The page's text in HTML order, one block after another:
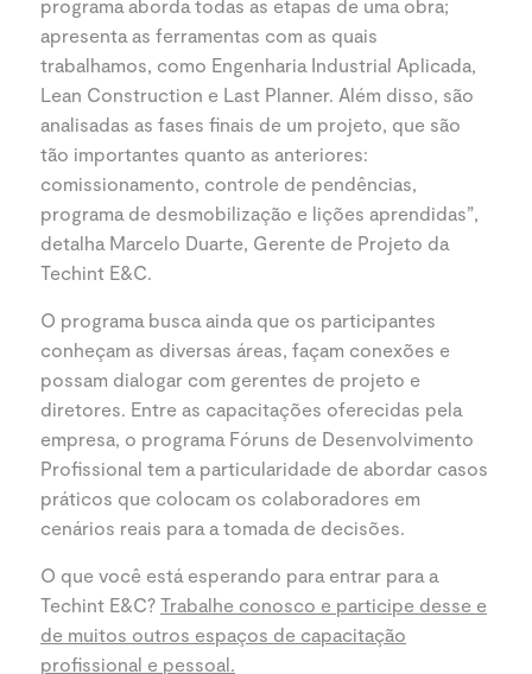
programa aborda todas as etapas de uma obra;
apresenta as ferramentas com as quais
trabalhamos, como Engenharia Industrial Aplicada,
Lean Construction e Last Planner. Além disso, são
analisadas as fases finais de um projeto, que são
tão importantes quanto as anteriores:
comissionamento, controle de pendências,
programa de desmobilização e lições aprendidas”,
detalha Marcelo Duarte, Gerente de Projeto da
Techint E&C.
O programa busca ainda que os participantes
conheçam as diversas áreas, façam conexões e
possam dialogar com gerentes de projeto e
diretores. Entre as capacitações oferecidas pela
empresa, o programa Fóruns de Desenvolvimento
Profissional tem a particularidade de abordar casos
práticos que colocam os colaboradores em
cenários reais para a tomada de decisões.
O que você está esperando para entrar para a
Techint E&C? Trabalhe conosco e participe desse e
de muitos outros espaços de capacitação
profissional e pessoal.